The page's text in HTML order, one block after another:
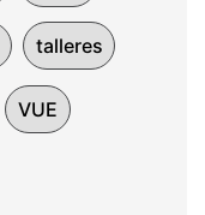
talleres
VUE